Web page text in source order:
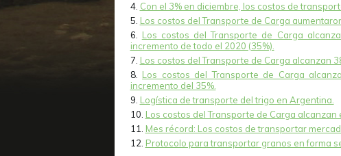
Con el 3% en diciembre, los costos de
Los costos del Transporte de Carga
Los costos del Transporte de Carga
incremento de todo el 2020 (35%).
Los costos del Transporte de Carga alcanzan
Los costos del Transporte de Carga
incremento del 35%.
Logística de transporte del trigo en Argentina.
Los costos del Transporte de Carga alcanzan
Mes récord: Los costos de transportar
Protocolo para transportar granos en forma